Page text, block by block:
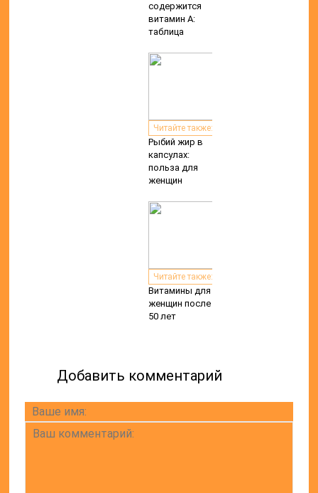
содержится
витамин А:
таблица
Читайте также:
Рыбий жир в
капсулах:
польза для
женщин
Читайте также:
Витамины для
женщин после
50 лет
Добавить комментарий